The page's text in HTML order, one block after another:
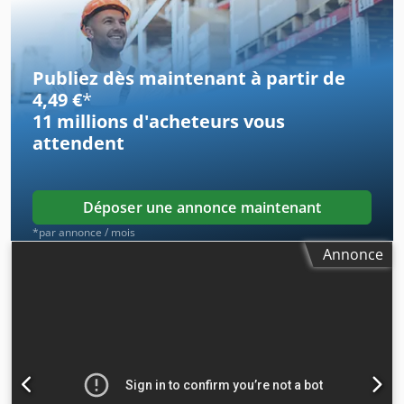
Utilisée pour le remplissage de petits pots en aluminium
contenant de la pâté. Idéale pour la pâté, les aliments
pour animaux, la pâte de viande, etc. En excellent état,
presque comme neuve. Dodpfx Ahjht Hlljkeck
Publiez dès maintenant à partir de
4,49 €*
11 millions d'acheteursvous
attendent
Déposer une annonce maintenant
*par annonce / mois
Annonce